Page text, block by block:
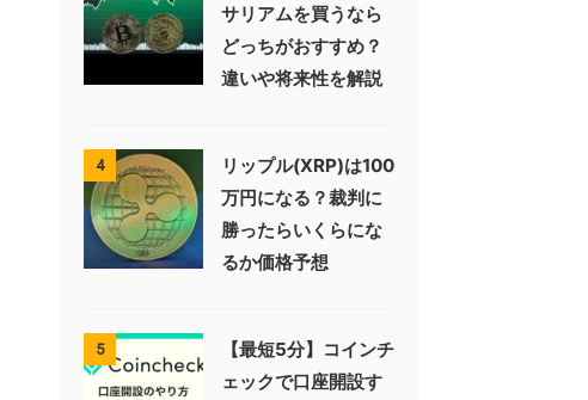
サリアムを買うなら
どっちがおすすめ？
違いや将来性を解説
4
リップル(XRP)は100
万円になる？裁判に
勝ったらいくらにな
るか価格予想
5
【最短5分】コインチ
ェックで口座開設す